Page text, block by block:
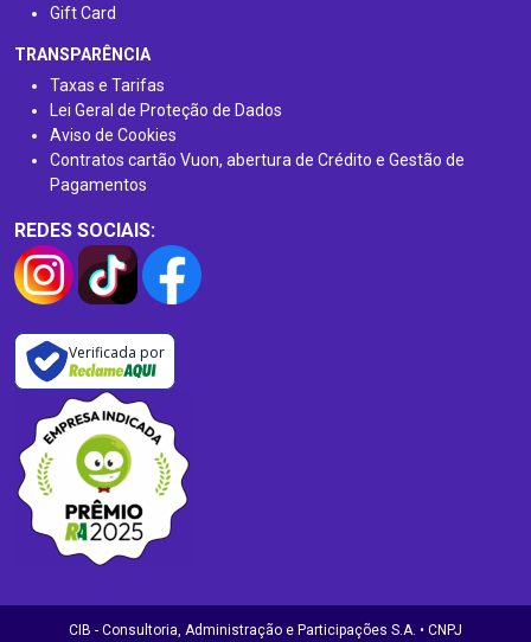
Gift Card
TRANSPARÊNCIA
Taxas e Tarifas
Lei Geral de Proteção de Dados
Aviso de Cookies
Contratos cartão Vuon, abertura de Crédito e Gestão de
Pagamentos
REDES SOCIAIS:
Verificada por
CIB - Consultoria, Administração e Participações S.A. • CNPJ